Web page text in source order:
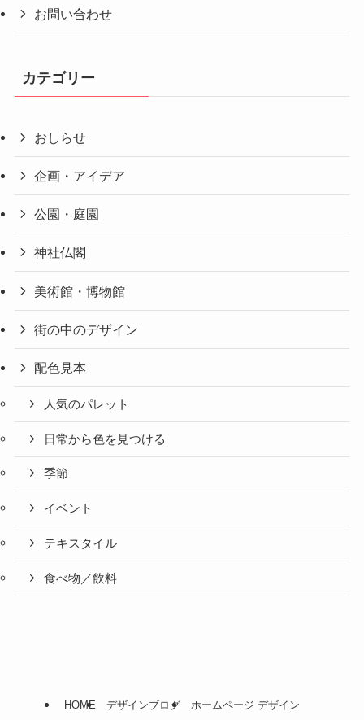
お問い合わせ
カテゴリー
おしらせ
企画・アイデア
公園・庭園
神社仏閣
美術館・博物館
街の中のデザイン
配色見本
人気のパレット
日常から色を見つける
季節
イベント
テキスタイル
食べ物／飲料
HOME デザインブログ ホームページ デザイン